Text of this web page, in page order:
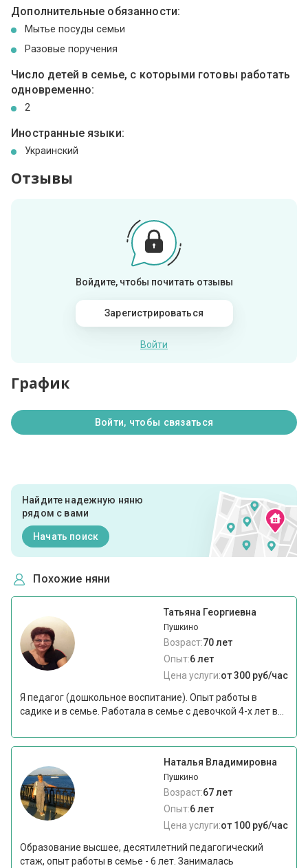
Дополнительные обязанности:
Мытье посуды семьи
Разовые поручения
Число детей в семье, с которыми готовы работать
одновременно:
2
Иностранные языки:
Украинский
Отзывы
Войдите, чтобы почитать отзывы
Зарегистрироваться
Войти
График
Войти, чтобы связаться
Найдите надежную няню
рядом с вами
Начать поиск
Похожие няни
Татьяна Георгиевна
Пушкино
Возраст:70 лет
Опыт:6 лет
Цена услуги:от 300 руб/час
Я педагог (дошкольное воспитание). Опыт работы в
садике и в семье. Работала в семье с девочкой 4-х лет в...
Наталья Владимировна
Пушкино
Возраст:67 лет
Опыт:6 лет
Цена услуги:от 100 руб/час
Образование высшее, десятилетний педагогический
стаж, опыт работы в семье - 6 лет. Занималась